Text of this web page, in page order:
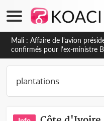
Nigeria : Le Togo et le
produits de la raffinerie